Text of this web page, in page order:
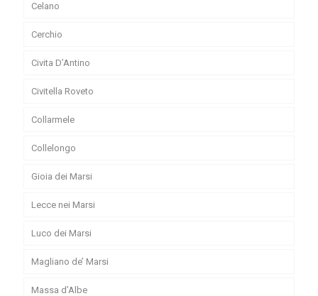
Celano
Cerchio
Civita D’Antino
Civitella Roveto
Collarmele
Collelongo
Gioia dei Marsi
Lecce nei Marsi
Luco dei Marsi
Magliano de’ Marsi
Massa d’Albe